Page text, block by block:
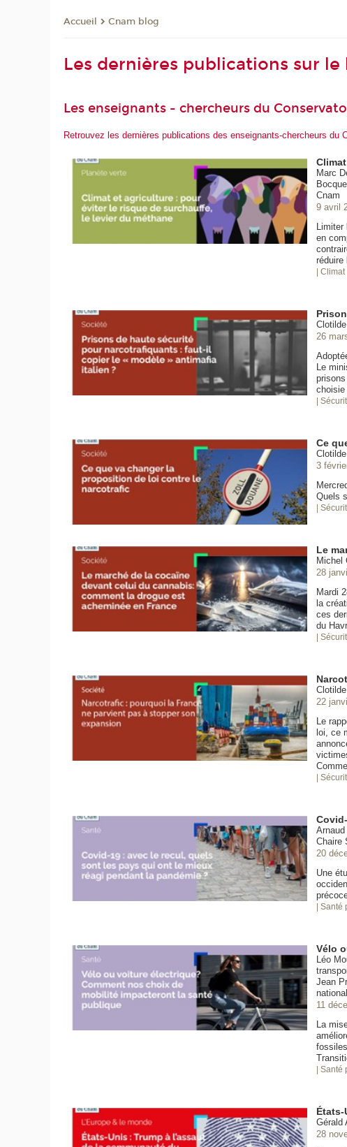
Accueil Cnam blog
Les dernières publications sur
Les enseignants - chercheurs du
Retrouvez les dernières publications des enseignants-chercheurs du
Marc
Cnam
9 avril
Limiter
en
réduire
| Climat
26
Le
choisie
|
Ce
3
Quels
|
Le
Michel
28
Mardi
la
ces
du
|
22
Le
loi, ce
|
Chaire
20
Une
| Santé
Vélo
Léo
Jean
11
La
| Santé
États-
Gérald
28